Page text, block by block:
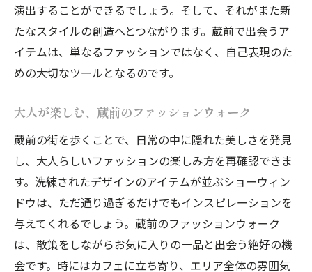
演出することができるでしょう。そして、それがまた新
たなスタイルの創造へとつながります。蔵前で出会うア
イテムは、単なるファッションではなく、自己表現のた
めの大切なツールとなるのです。
大人が楽しむ、蔵前のファッションウォーク
蔵前の街を歩くことで、日常の中に隠れた美しさを発見
し、大人らしいファッションの楽しみ方を再確認できま
す。洗練されたデザインのアイテムが並ぶショーウィン
ドウは、ただ通り過ぎるだけでもインスピレーションを
与えてくれるでしょう。蔵前のファッションウォーク
は、散策をしながらお気に入りの一品と出会う絶好の機
会です。時にはカフェに立ち寄り、エリア全体の雰囲気